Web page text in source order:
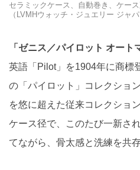
セラミックケース、自動巻き、ケー
（LVMHウォッチ・ジュエリー ジャ
「ゼニス／パイロット オート
英語「Pilot」を1904年に商標
の「パイロット」コレクショ
を悠に超えた従来コレクショ
ケース径で、このたび一新さ
てながら、骨太感と洗練を共